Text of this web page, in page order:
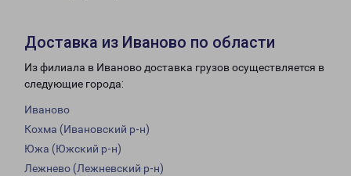
Доставка из Иваново по области
Из филиала в Иваново доставка грузов осуществляется в
следующие города:
Иваново
Кохма (Ивановский р-н)
Южа (Южский р-н)
Лежнево (Лежневский р-н)